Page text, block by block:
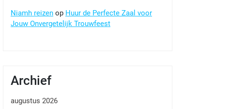
Niamh reizen op Huur de Perfecte Zaal voor
Jouw Onvergetelijk Trouwfeest
Archief
augustus 2026